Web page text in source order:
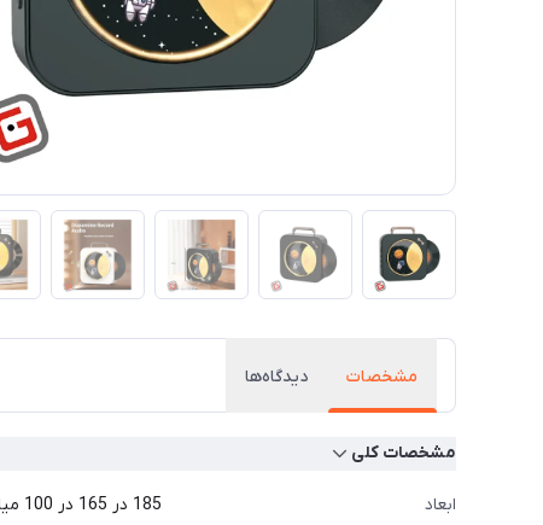
مشخصات دیدگاه‌ها
مشخصات کلی
ابعاد 185 در 165 در 100 میلی متر